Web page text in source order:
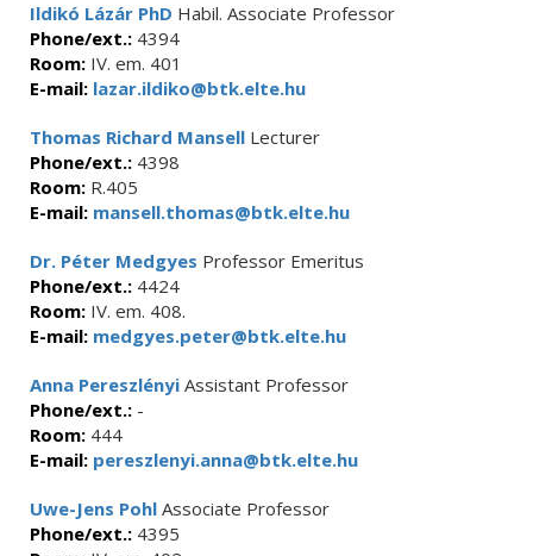
Ildikó Lázár PhD Habil. Associate Professor
Phone/ext.: 4394
Room: IV. em. 401
E-mail: lazar.ildiko@btk.elte.hu
Thomas Richard Mansell Lecturer
Phone/ext.: 4398
Room: R.405
E-mail: mansell.thomas@btk.elte.hu
Dr. Péter Medgyes Professor Emeritus
Phone/ext.: 4424
Room: IV. em. 408.
E-mail: medgyes.peter@btk.elte.hu
Anna Pereszlényi Assistant Professor
Phone/ext.: -
Room: 444
E-mail: pereszlenyi.anna@btk.elte.hu
Uwe-Jens Pohl Associate Professor
Phone/ext.: 4395